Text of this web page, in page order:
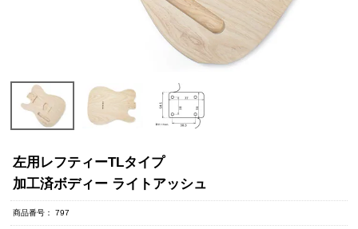
左用レフティーTLタイプ
加工済ボディー ライトアッシュ
商品番号 797